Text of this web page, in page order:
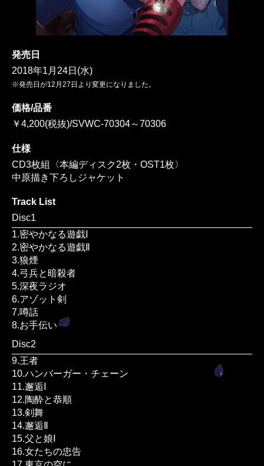
発売日
2018年1月24日(水)
※発売日が12月27日より変更になりました。
価格/品番
￥4,200(税抜)/SVWC-70304～70306
仕様
CD3枚組〈本編ディスク2枚・OST1枚〉
中原描き下ろしジャケット
Track List
Disc1
1.密やかなる遊戯Ⅰ
2.密やかなる遊戯Ⅱ
3.狼煙
4.弓兵と暗殺者
5.深夜ラジオ
6.アゾット剣
7.噂話
8.お手伝い
Disc2
9.王者
10.ハンバーガー・チェーン
11.邂逅Ⅰ
12.陶酔と恭順
13.剣舞
14.邂逅Ⅱ
15.父と娘Ⅰ
16.女たちの忠告